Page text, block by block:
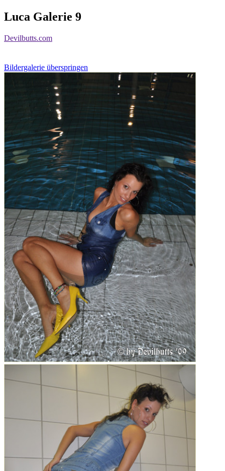
Luca Galerie 9
Devilbutts.com
Bildergalerie überspringen